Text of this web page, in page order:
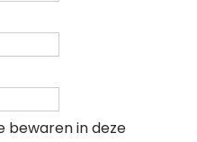
bewaren in deze